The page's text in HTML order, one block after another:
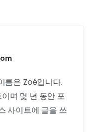
름은 Zoé입니다.
며 몇 년 동안 포
사이트에 글을 쓰